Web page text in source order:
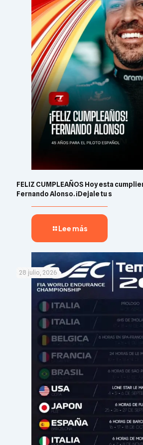
FELIZ CUMPLEAÑOS Hoy esta
Fernando Alonso. ¡Dejale tu s
Lee más
28 julio, 2026